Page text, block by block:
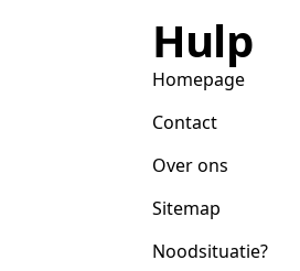
Hulp
Homepage
Contact
Over ons
Sitemap
Noodsituatie?